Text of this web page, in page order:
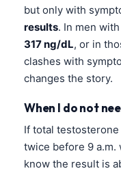
but only with
results. In men
317 ng/dL, or in
clashes with
changes the story.
When I do not
If total
twice before 9
know the result is